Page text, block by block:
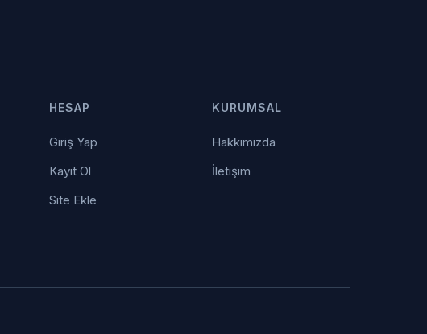
HESAP
Giriş Yap
Kayıt Ol
Site Ekle
KURUMSAL
Hakkımızda
İletişim